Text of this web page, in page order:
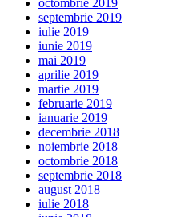
septembrie 2019
iulie 2019
iunie 2019
mai 2019
aprilie 2019
martie 2019
februarie 2019
ianuarie 2019
decembrie 2018
noiembrie 2018
octombrie 2018
septembrie 2018
august 2018
iulie 2018